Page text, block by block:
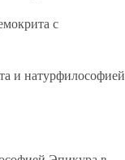
с
и натурфилософией